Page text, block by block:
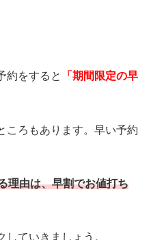
約をすると
「期間限定の早
ころもあります。早い予約
理由は、早割でお値打ち
ていきましょう。